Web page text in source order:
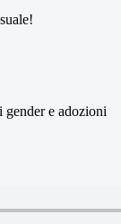
e adozioni